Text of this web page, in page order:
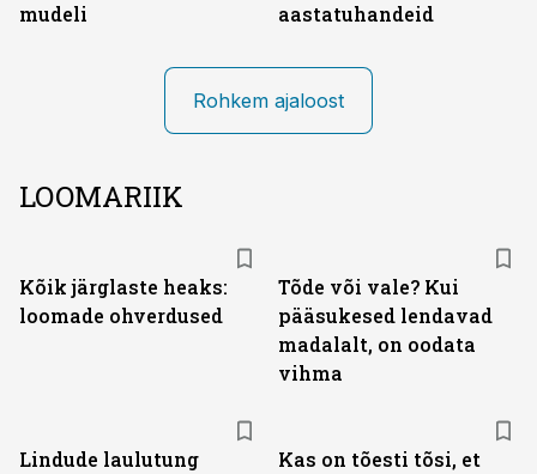
mudeli
aastatuhandeid
Rohkem ajaloost
LOOMARIIK
Kõik järglaste heaks:
loomade ohverdused
Tõde või vale? Kui
pääsukesed lendavad
madalalt, on oodata
vihma
Lindude laulutung
Kas on tõesti tõsi, et